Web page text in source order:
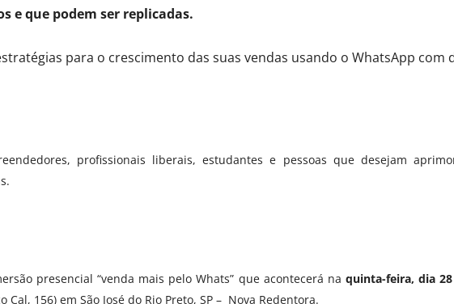
e que podem ser replicadas.
para o crescimento das suas vendas usando o WhatsApp com
profissionais liberais, estudantes e pessoas que desejam
presencial “venda mais pelo Whats” que acontecerá na quinta-feira, dia
Cal, 156) em São José do Rio Preto, SP – Nova Redentora.